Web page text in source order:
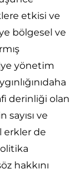
etkisi ve
bölgesel ve
yönetim
derinliği olan
ve
erkler de
hakkını